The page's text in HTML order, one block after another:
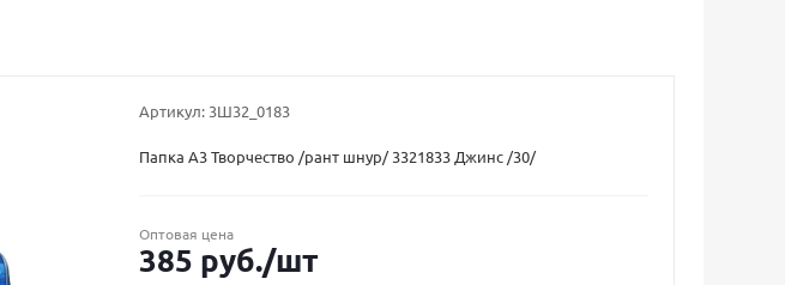
Артикул: 3Ш32_0183
Папка А3 Творчество /рант шнур/ 3321833 Джинс /30/
Оптовая цена
385 руб./шт